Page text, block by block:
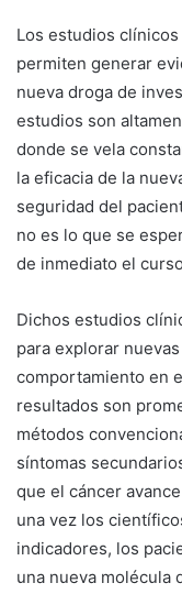
Los estudios
permiten generar
nueva droga de
estudios son
donde se vela
la eficacia de la
seguridad del
no es lo que se
de inmediato el
Dichos estudios
para explorar
comportamiento en
resultados son
métodos
síntomas
que el cáncer
una vez los
indicadores, los
una nueva molécula